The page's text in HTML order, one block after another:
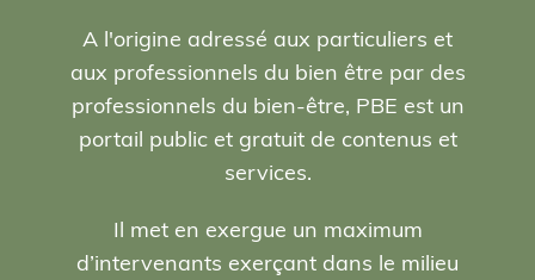
A l'origine adressé aux particuliers et
aux professionnels du bien être par des
professionnels du bien-être, PBE est un
portail public et gratuit de contenus et
services.
Il met en exergue un maximum
d’intervenants exerçant dans le milieu